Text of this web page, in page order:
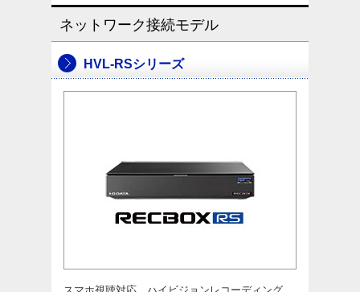
ネットワーク接続モデル
HVL-RSシリーズ